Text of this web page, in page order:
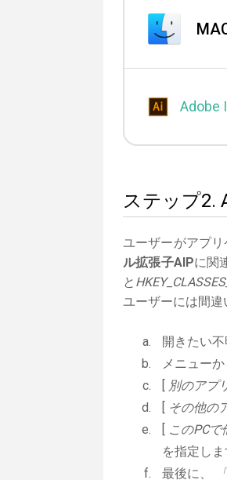
Adobe
ステップ2.
ユーザーがアプ
ル拡張子AIPに関
と
ユーザーには間違
開きたい
メニューか
[ 別のアプ
[ その他の
[ このPC
を指定しま
最後に、